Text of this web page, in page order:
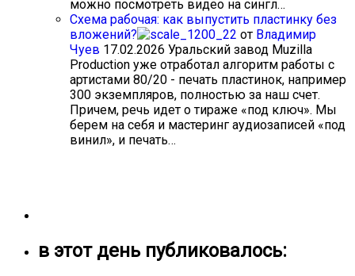
можно посмотреть видео на сингл…
Схема рабочая: как выпустить пластинку без
вложений?
от Владимир
Чуев 17.02.2026 Уральский завод Muzilla
Production уже отработал алгоритм работы с
артистами 80/20 - печать пластинок, например
300 экземпляров, полностью за наш счет.
Причем, речь идет о тираже «под ключ». Мы
берем на себя и мастеринг аудиозаписей «под
винил», и печать…
в этот день публиковалось: